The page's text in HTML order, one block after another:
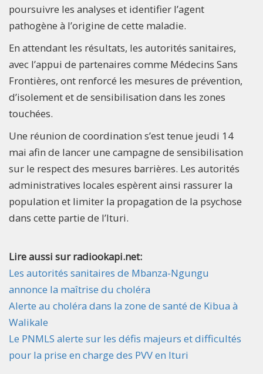
poursuivre les analyses et identifier l’agent
pathogène à l’origine de cette maladie.
En attendant les résultats, les autorités sanitaires,
avec l’appui de partenaires comme Médecins Sans
Frontières, ont renforcé les mesures de prévention,
d’isolement et de sensibilisation dans les zones
touchées.
Une réunion de coordination s’est tenue jeudi 14
mai afin de lancer une campagne de sensibilisation
sur le respect des mesures barrières. Les autorités
administratives locales espèrent ainsi rassurer la
population et limiter la propagation de la psychose
dans cette partie de l’Ituri.
Lire aussi sur radiookapi.net:
Les autorités sanitaires de Mbanza-Ngungu
annonce la maîtrise du choléra
Alerte au choléra dans la zone de santé de Kibua à
Walikale
Le PNMLS alerte sur les défis majeurs et difficultés
pour la prise en charge des PVV en Ituri